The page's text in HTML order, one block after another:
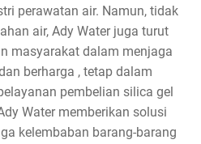
perawatan air. Namun, tidak
air, Ady Water juga turut
masyarakat dalam menjaga
berharga , tetap dalam
pembelian silica gel
Water memberikan solusi
kelembaban barang-barang